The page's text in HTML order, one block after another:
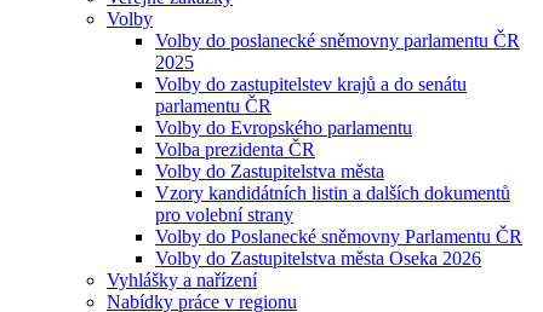
Volby
Volby do poslanecké sněmovny parlamentu ČR
2025
Volby do zastupitelstev krajů a do senátu
parlamentu ČR
Volby do Evropského parlamentu
Volba prezidenta ČR
Volby do Zastupitelstva města
Vzory kandidátních listin a dalších dokumentů
pro volební strany
Volby do Poslanecké sněmovny Parlamentu ČR
Volby do Zastupitelstva města Oseka 2026
Vyhlášky a nařízení
Nabídky práce v regionu